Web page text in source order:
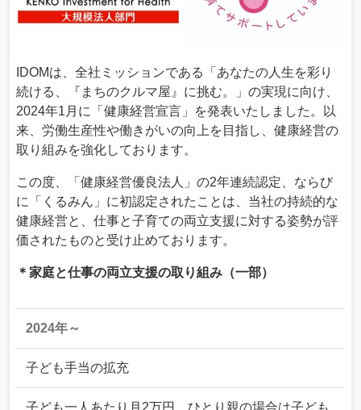
IDOMは、全社ミッションである「あなたの人生を彩り
続ける、『まちのクルマ屋』に挑む。」の実現に向け、
2024年1月に「健康経営宣言」を発表いたしました。以
来、労働生産性や働きがいの向上を目指し、健康経営の
取り組みを強化しております。
この度、「健康経営優良法人」の2年連続認定、ならび
に「くるみん」に初認定されたことは、当社の持続的な
健康経営と、仕事と子育ての両立支援に対する姿勢が評
価されたものと受け止めております。
＊家庭と仕事の両立支援の取り組み（一部）
2024年～
子ども手当の拡充